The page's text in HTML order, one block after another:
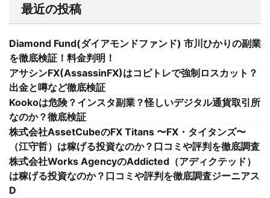
最近の投稿
Diamond Fund(ダイアモンドファンド) 市川ひかりの副業
を徹底検証！料金判明！
アサシンFX(AssassinFX)はコピトレで強制ロスカット？
出金と噂など徹底検証
Kookoは危険？インスタ副業？怪しいデジタル通貨取引所
なのか？徹底検証
株式会社AssetCubeのFX Titans 〜FX・タイタンズ〜
（江守哲）は稼げる投資なのか？口コミや評判を徹底調査
株式会社Works AgencyのAddicted（アディクテッド）
は稼げる投資なのか？口コミや評判を徹底調査ジーニアス
D